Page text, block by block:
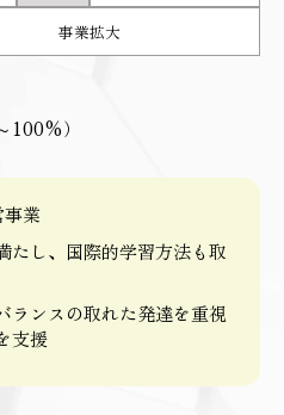
事業拡大
100%）
業
し、国際的学習方法も取
ンスの取れた発達を重視
支援